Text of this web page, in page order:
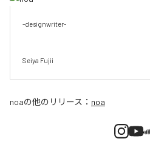
-designwriter-
Seiya Fujii
noaの他のリリース： noa